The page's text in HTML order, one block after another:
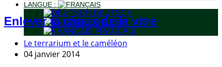
LANGUE :
DEUTSCH
ENGLISH
FRANÇAIS
Enlever la chaux de la vitre
Le terrarium et le caméléon
04 janvier 2014